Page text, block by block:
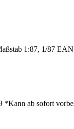
1:87, 1/87
ab sofort